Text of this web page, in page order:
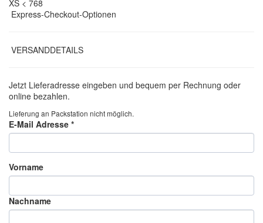
XS < 768
Express-Checkout-Optionen
VERSANDDETAILS
Jetzt Lieferadresse eingeben und bequem per Rechnung oder
online bezahlen.
Lieferung an Packstation nicht möglich.
E-Mail Adresse *
Vorname
Nachname